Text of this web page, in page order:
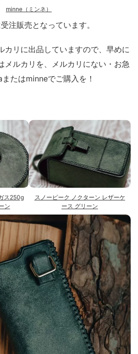
minne（ミンネ）
注販売となっています。
カリに出品していますので、早めに
メルカリを、メルカリにない・お急
たはminneでご購入を！
ス250g
ン
スノーピーク ノクターン レザーケ
ース グリーン